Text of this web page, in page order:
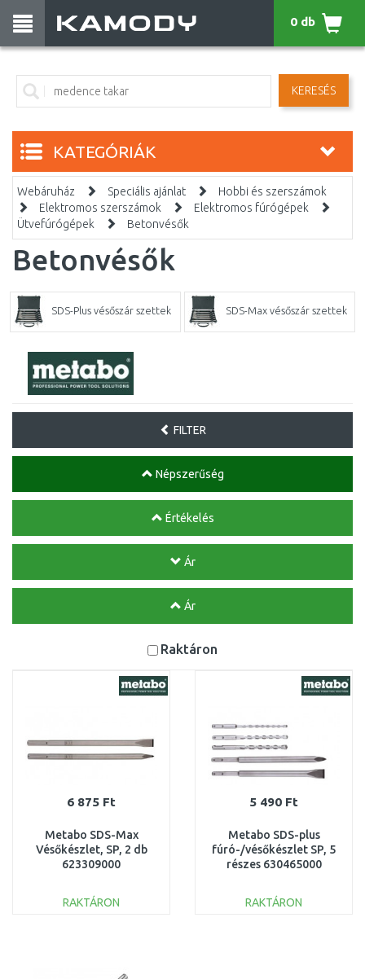
KERESÉS
0 db
KATEGÓRIÁK
Webáruház Speciális ajánlat
Hobbi és szerszámok
Elektromos szerszámok
Elektromos fúrógépek
Ütvefúrógépek
Betonvésők
Betonvésők
SDS-Plus vésőszár szettek SDS-Max vésőszár szettek
FILTER
Népszerűség
Értékelés
Ár
Ár
Raktáron
6 875 Ft
Metabo SDS-Max
Vésőkészlet, SP, 2 db
623309000
RAKTÁRON
5 490 Ft
Metabo SDS-plus
fúró-/vésőkészlet SP, 5
részes 630465000
RAKTÁRON